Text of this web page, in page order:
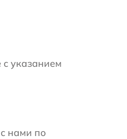
указанием
нами по